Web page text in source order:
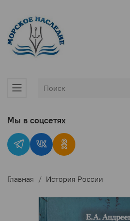
Главная История России
Мы в соцсетях